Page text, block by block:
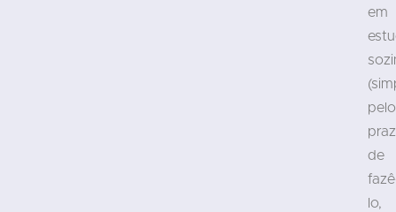
em
pelo
de
lo,